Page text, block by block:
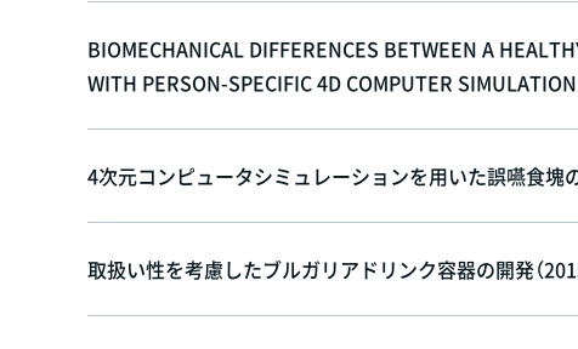
BIOMECHANICAL DIFFERENCES BETWEEN A
WITH PERSON-SPECIFIC 4D COMPUTER SIMULATION
4次元コンピュータシミュレーションを用いた誤嚥食塊の
取扱い性を考慮したブルガリアドリンク容器の開発（